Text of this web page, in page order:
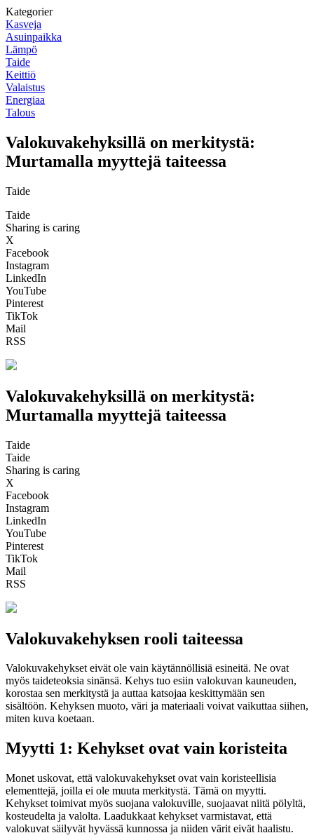
Kategorier
Kasveja
Asuinpaikka
Lämpö
Taide
Keittiö
Valaistus
Energiaa
Talous
Valokuvakehyksillä on merkitystä:
Murtamalla myyttejä taiteessa
Taide
Taide
Sharing is caring
X
Facebook
Instagram
LinkedIn
YouTube
Pinterest
TikTok
Mail
RSS
Valokuvakehyksillä on merkitystä:
Murtamalla myyttejä taiteessa
Taide
Taide
Sharing is caring
X
Facebook
Instagram
LinkedIn
YouTube
Pinterest
TikTok
Mail
RSS
Valokuvakehyksen rooli taiteessa
Valokuvakehykset eivät ole vain käytännöllisiä esineitä. Ne ovat
myös taideteoksia sinänsä. Kehys tuo esiin valokuvan kauneuden,
korostaa sen merkitystä ja auttaa katsojaa keskittymään sen
sisältöön. Kehyksen muoto, väri ja materiaali voivat vaikuttaa siihen,
miten kuva koetaan.
Myytti 1: Kehykset ovat vain koristeita
Monet uskovat, että valokuvakehykset ovat vain koristeellisia
elementtejä, joilla ei ole muuta merkitystä. Tämä on myytti.
Kehykset toimivat myös suojana valokuville, suojaavat niitä pölyltä,
kosteudelta ja valolta. Laadukkaat kehykset varmistavat, että
valokuvat säilyvät hyvässä kunnossa ja niiden värit eivät haalistu.